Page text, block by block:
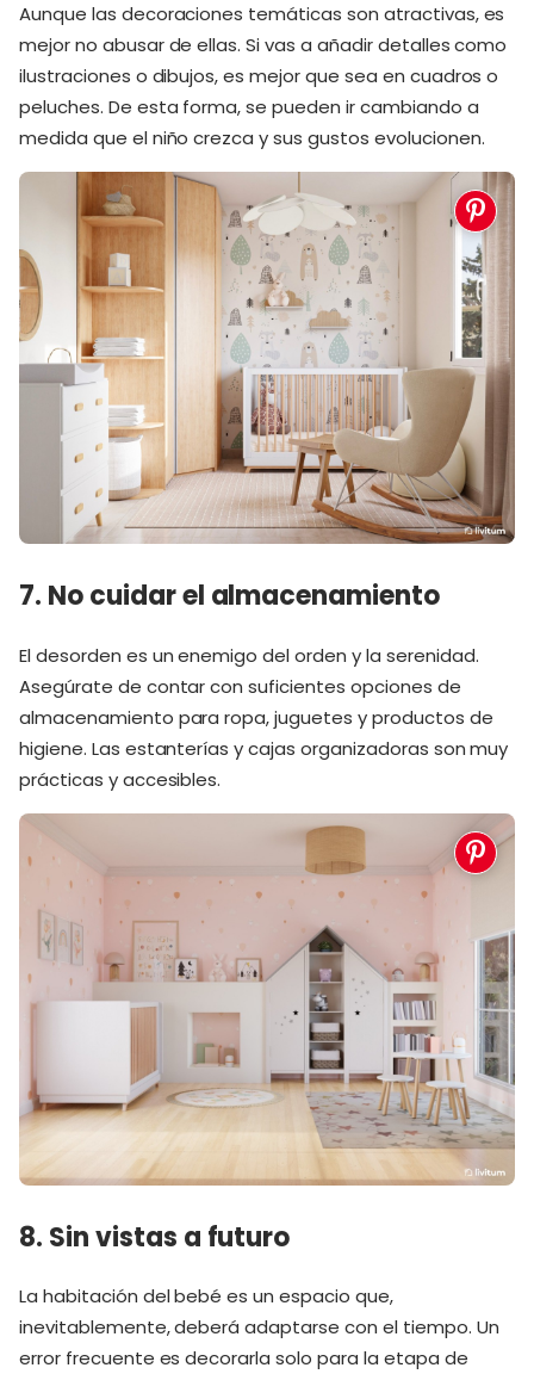
Aunque las decoraciones temáticas son atractivas, es
mejor no abusar de ellas. Si vas a añadir detalles como
ilustraciones o dibujos, es mejor que sea en cuadros o
peluches. De esta forma, se pueden ir cambiando a
medida que el niño crezca y sus gustos evolucionen.
7. No cuidar el almacenamiento
El desorden es un enemigo del orden y la serenidad.
Asegúrate de contar con suficientes opciones de
almacenamiento para ropa, juguetes y productos de
higiene. Las estanterías y cajas organizadoras son muy
prácticas y accesibles.
8. Sin vistas a futuro
La habitación del bebé es un espacio que,
inevitablemente, deberá adaptarse con el tiempo. Un
error frecuente es decorarla solo para la etapa de